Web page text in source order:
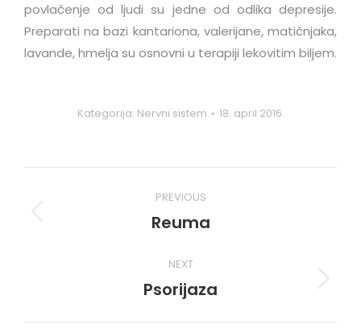
povlačenje od ljudi su jedne od odlika depresije.
Preparati na bazi kantariona, valerijane, matičnjaka,
lavande, hmelja su osnovni u terapiji lekovitim biljem.
Kategorija: Nervni sistem 18. april 2016.
navigation
PREVIOUS
Previous
Reuma
NEXT
Next
Psorijaza